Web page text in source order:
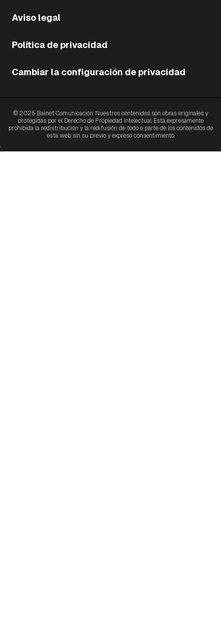
Aviso legal
Política de privacidad
Cambiar la configuración de privacidad
© 2025 Bainet Comunicación. Nuestros contenidos son obras originales y
protegidas por el Derecho de Propiedad Intelectual. Está expresamente
prohibida la redistribución y la redifusión de todo o parte de los contenidos de
esta web sin su previo y expreso consentimiento.